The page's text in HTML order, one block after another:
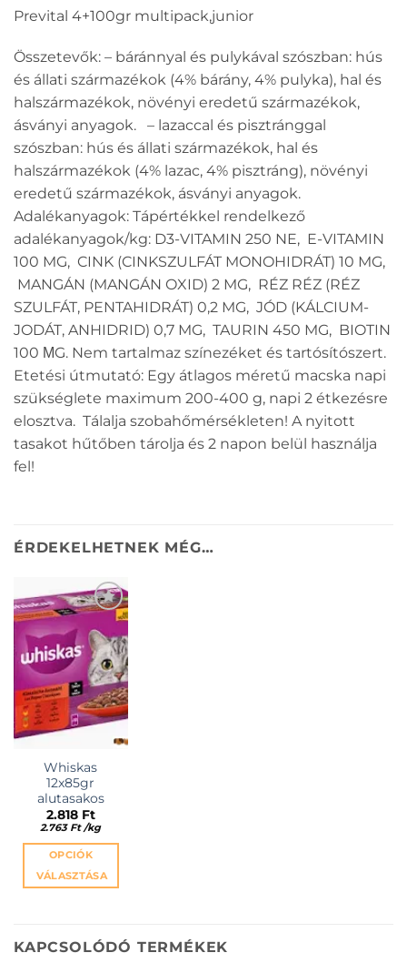
Prevital 4+100gr multipack,junior
Összetevők: – báránnyal és pulykával szószban: hús
és állati származékok (4% bárány, 4% pulyka), hal és
halszármazékok, növényi eredetű származékok,
ásványi anyagok. – lazaccal és pisztránggal
szószban: hús és állati származékok, hal és
halszármazékok (4% lazac, 4% pisztráng), növényi
eredetű származékok, ásványi anyagok.
Adalékanyagok: Tápértékkel rendelkező
adalékanyagok/kg: D3-VITAMIN 250 NE, E-VITAMIN
100 MG, CINK (CINKSZULFÁT MONOHIDRÁT) 10 MG,
MANGÁN (MANGÁN OXID) 2 MG, RÉZ RÉZ (RÉZ
SZULFÁT, PENTAHIDRÁT) 0,2 MG, JÓD (KÁLCIUM-
JODÁT, ANHIDRID) 0,7 MG, TAURIN 450 MG, BIOTIN
100 ΜG. Nem tartalmaz színezéket és tartósítószert.
Etetési útmutató: Egy átlagos méretű macska napi
szükséglete maximum 200-400 g, napi 2 étkezésre
elosztva. Tálalja szobahőmérsékleten! A nyitott
tasakot hűtőben tárolja és 2 napon belül használja
fel!
ÉRDEKELHETNEK MÉG…
KEDVENCEKHEZ
Whiskas
12x85gr
alutasakos
2.818 Ft
2.763 Ft /kg
OPCIÓK
VÁLASZTÁSA
több
KAPCSOLÓDÓ TERMÉKEK